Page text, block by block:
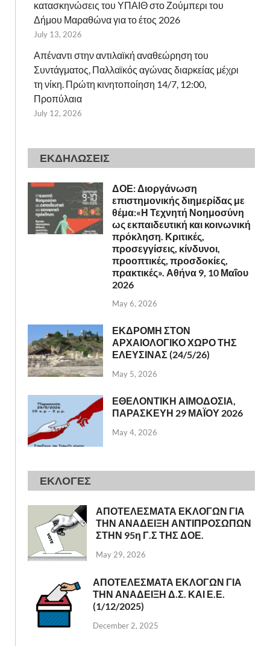
κατασκηνώσεις του ΥΠΑΙΘ στο Ζούμπερι του
Δήμου Μαραθώνα για το έτος 2026
July 13, 2026
Απέναντι στην αντιλαϊκή αναθεώρηση του
Συντάγματος, Παλλαϊκός αγώνας διαρκείας μέχρι
τη νίκη. Πρώτη κινητοποίηση 14/7, 12:00,
Προπύλαια
July 12, 2026
ΕΚΔΗΛΩΣΕΙΣ
ΔΟΕ: Διοργάνωση
επιστημονικής διημερίδας με
θέμα:«Η Τεχνητή Νοημοσύνη
ως εκπαιδευτική και κοινωνική
πρόκληση. Κριτικές,
προσεγγίσεις, κίνδυνοι,
προοπτικές, προσδοκίες,
πρακτικές». Αθήνα 9, 10 Μαΐου
2026
May 6, 2026
ΕΚΔΡΟΜΗ ΣΤΟΝ
ΑΡΧΑΙΟΛΟΓΙΚΟ ΧΩΡΟ ΤΗΣ
ΕΛΕΥΣΙΝΑΣ (24/5/26)
May 5, 2026
ΕΘΕΛΟΝΤΙΚΗ ΑΙΜΟΔΟΣΙΑ,
ΠΑΡΑΣΚΕΥΗ 29 ΜΑΪΟΥ 2026
May 4, 2026
ΕΚΛΟΓΕΣ
ΑΠΟΤΕΛΕΣΜΑΤΑ ΕΚΛΟΓΩΝ ΓΙΑ
ΤΗΝ ΑΝΑΔΕΙΞΗ ΑΝΤΙΠΡΟΣΩΠΩΝ
ΣΤΗΝ 95η Γ.Σ ΤΗΣ ΔΟΕ.
May 29, 2026
ΑΠΟΤΕΛΕΣΜΑΤΑ ΕΚΛΟΓΩΝ ΓΙΑ
ΤΗΝ ΑΝΑΔΕΙΞΗ Δ.Σ. ΚΑΙ Ε.Ε.
(1/12/2025)
December 2, 2025